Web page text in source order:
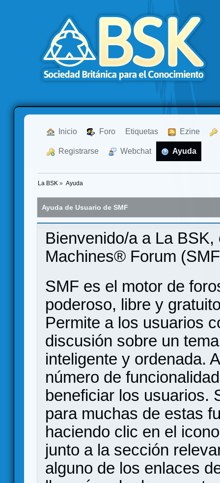
Inicio Foro Etiquetas Ezine
Registrarse Webchat Ayuda
La BSK » Ayuda
Ayuda de Usuario de SMF
Bienvenido/a a La
Machines® Forum
SMF es el motor de
poderoso, libre y
Permite a los usuarios
discusión sobre un
inteligente y ordenada.
número de
beneficiar los usuarios.
para muchas de estas
haciendo clic en el
junto a la sección
alguno de los enlaces